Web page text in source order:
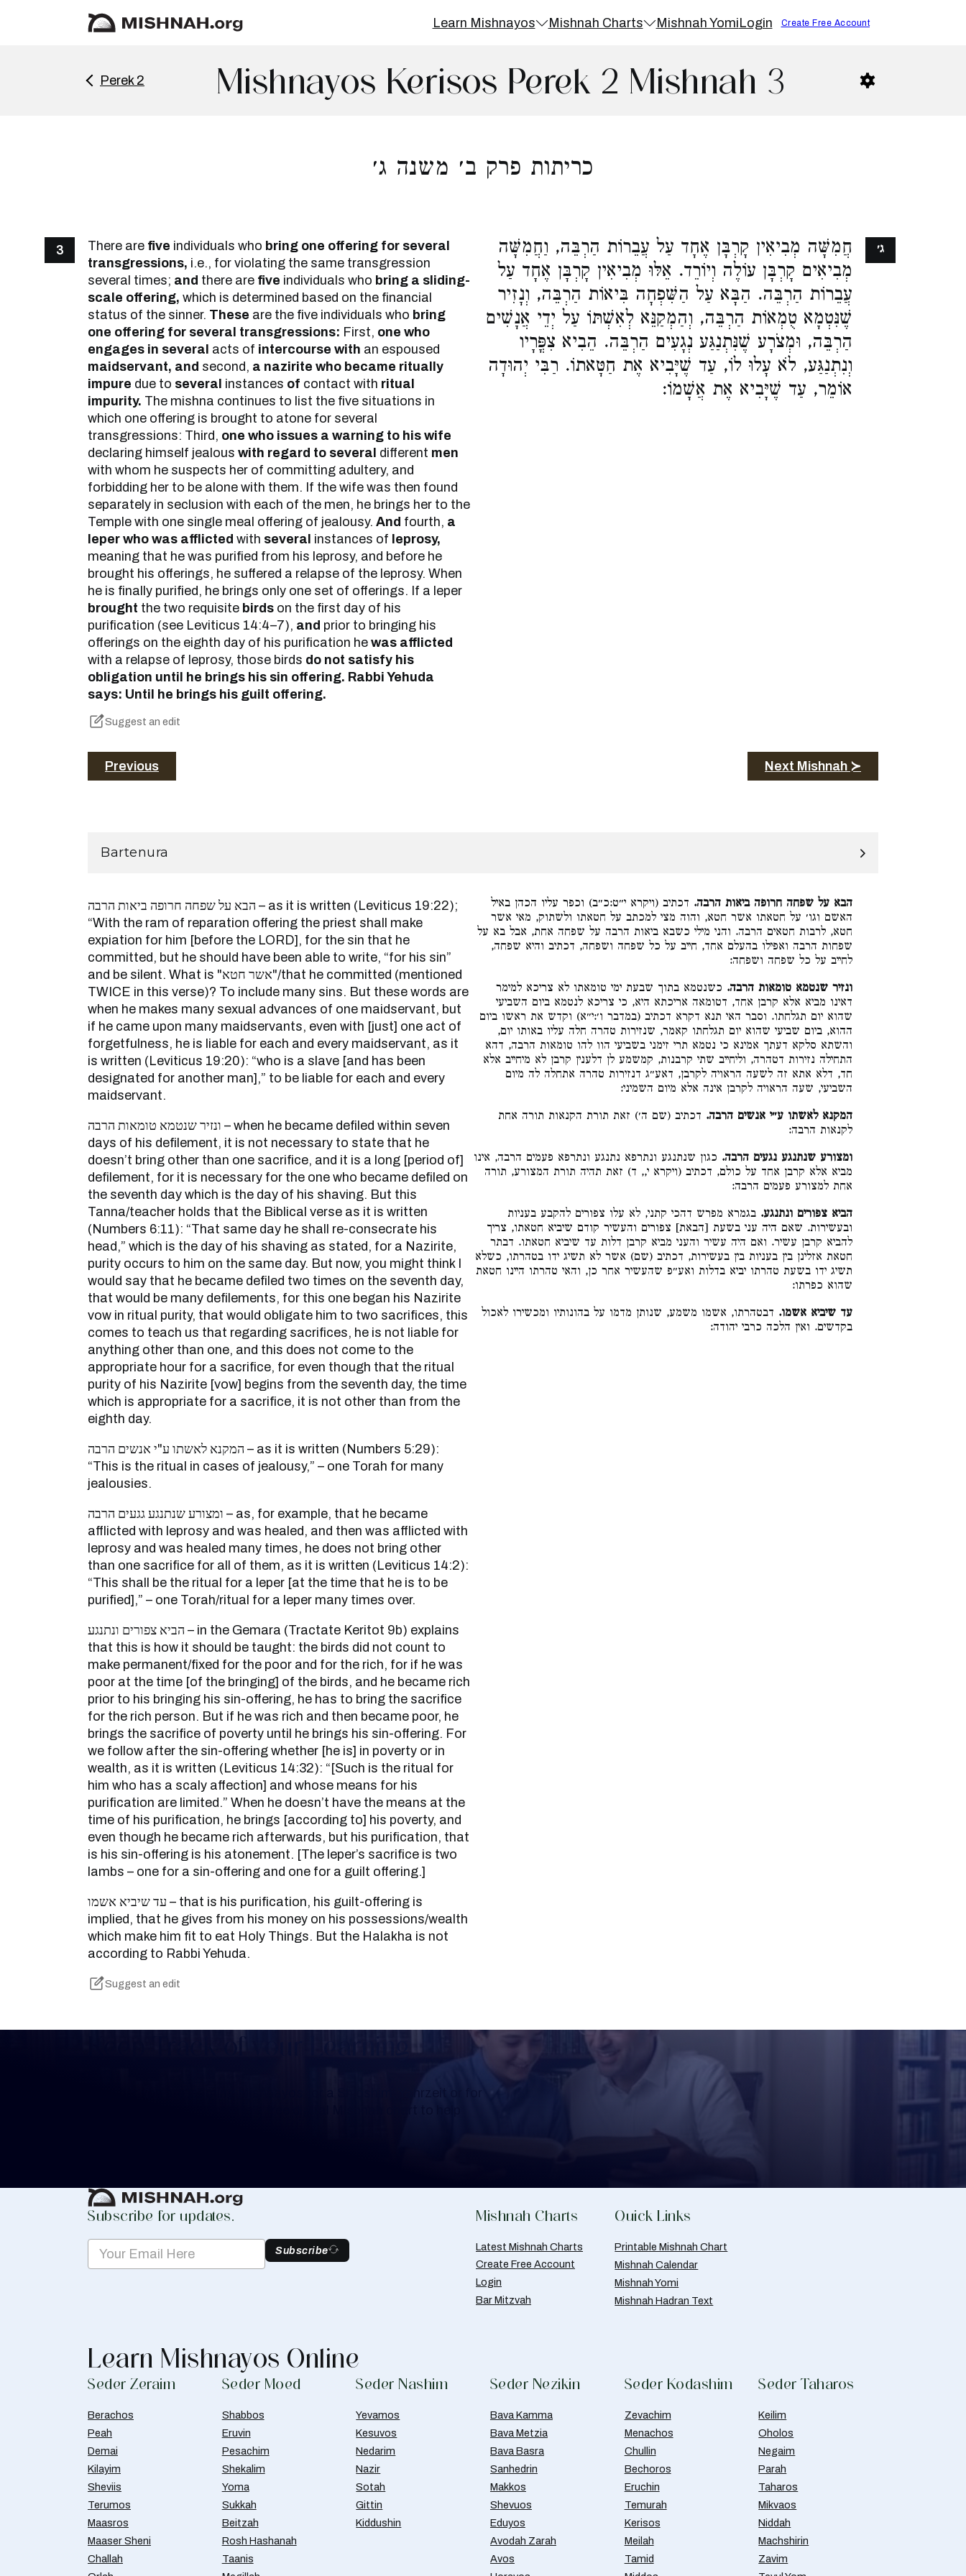
Learn Mishnayos Mishnah Charts Mishnah YomiLogin Create Free Account
Perek 2 Mishnayos Kerisos Perek 2 Mishnah 3
כריתות פרק ב׳ משנה ג׳
3 There are five individuals who bring one offering for several
transgressions, i.e., for violating the same transgression
several times; and there are five individuals who bring a sliding-
scale offering, which is determined based on the financial
status of the sinner. These are the five individuals who bring
one offering for several transgressions: First, one who
engages in several acts of intercourse with an espoused
maidservant, and second, a nazirite who became ritually
impure due to several instances of contact with ritual
impurity. The mishna continues to list the five situations in
which one offering is brought to atone for several
transgressions: Third, one who issues a warning to his wife
declaring himself jealous with regard to several different men
with whom he suspects her of committing adultery, and
forbidding her to be alone with them. If the wife was then found
separately in seclusion with each of the men, he brings her to the
Temple with one single meal offering of jealousy. And fourth, a
leper who was afflicted with several instances of leprosy,
meaning that he was purified from his leprosy, and before he
brought his offerings, he suffered a relapse of the leprosy. When
he is finally purified, he brings only one set of offerings. If a leper
brought the two requisite birds on the first day of his
purification (see Leviticus 14:4–7), and prior to bringing his
offerings on the eighth day of his purification he was afflicted
with a relapse of leprosy, those birds do not satisfy his
obligation until he brings his sin offering. Rabbi Yehuda
says: Until he brings his guilt offering.
Suggest an edit
חֲמִשָּׁה מְבִיאִין קָרְבָּן אֶחָד עַל עֲבֵרוֹת הַרְבֵּה, וַחֲמִשָּׁה
מְבִיאִים קָרְבָּן עוֹלֶה וְיוֹרֵד. אֵלּוּ מְבִיאִין קָרְבָּן אֶחָד עַל
עֲבֵרוֹת הַרְבֵּה. הַבָּא עַל הַשִּׁפְחָה בִּיאוֹת הַרְבֵּה, וְנָזִיר
שֶׁנִּטְמָא טֻמְאוֹת הַרְבֵּה, וְהַמְקַנֵּא לְאִשְׁתּוֹ עַל יְדֵי אֲנָשִׁים
הַרְבֵּה, וּמְצֹרָע שֶׁנִּתְנַגַּע נְגָעִים הַרְבֵּה. הֵבִיא צִפֳּרָיו
וְנִתְנַגַּע, לֹא עָלוּ לוֹ, עַד שֶׁיָּבִיא אֶת חַטָּאתוֹ. רַבִּי יְהוּדָה
אוֹמֵר, עַד שֶׁיָּבִיא אֶת אֲשָׁמוֹ:
ג׳
Previous Next Mishnah ≻
Bartenura
הבא על שפחה חרופה ביאות הרבה – as it is written (Leviticus 19:22);
“With the ram of reparation offering the priest shall make
expiation for him [before the LORD], for the sin that he
committed, but he should have been able to write, “for his sin”
and be silent. What is "אשר חטא"/that he committed (mentioned
TWICE in this verse)? To include many sins. But these words are
when he makes many sexual advances of one maidservant, but
if he came upon many maidservants, even with [just] one act of
forgetfulness, he is liable for each and every maidservant, as it
is written (Leviticus 19:20): “who is a slave [and has been
designated for another man],” to be liable for each and every
maidservant.
ונזיר שנטמא טומאות הרבה – when he became defiled within seven
days of his defilement, it is not necessary to state that he
doesn’t bring other than one sacrifice, and it is a long [period of]
defilement, for it is necessary for the one who became defiled on
the seventh day which is the day of his shaving. But this
Tanna/teacher holds that the Biblical verse as it is written
(Numbers 6:11): “That same day he shall re-consecrate his
head,” which is the day of his shaving as stated, for a Nazirite,
purity occurs to him on the same day. But now, you might think I
would say that he became defiled two times on the seventh day,
that would be many defilements, for this one began his Nazirite
vow in ritual purity, that would obligate him to two sacrifices, this
comes to teach us that regarding sacrifices, he is not liable for
anything other than one, and this does not come to the
appropriate hour for a sacrifice, for even though that the ritual
purity of his Nazirite [vow] begins from the seventh day, the time
which is appropriate for a sacrifice, it is not other than from the
eighth day.
המקנא לאשתו ע"י אנשים הרבה – as it is written (Numbers 5:29):
“This is the ritual in cases of jealousy,” – one Torah for many
jealousies.
ומצורע שנתנגע גגעים הרבה – as, for example, that he became
afflicted with leprosy and was healed, and then was afflicted with
leprosy and was healed many times, he does not bring other
than one sacrifice for all of them, as it is written (Leviticus 14:2):
“This shall be the ritual for a leper [at the time that he is to be
purified],” – one Torah/ritual for a leper many times over.
הביא צפורים ונתנגע – in the Gemara (Tractate Keritot 9b) explains
that this is how it should be taught: the birds did not count to
make permanent/fixed for the poor and for the rich, for if he was
poor at the time [of the bringing] of the birds, and he became rich
prior to his bringing his sin-offering, he has to bring the sacrifice
for the rich person. But if he was rich and then became poor, he
brings the sacrifice of poverty until he brings his sin-offering. For
we follow after the sin-offering whether [he is] in poverty or in
wealth, as it is written (Leviticus 14:32): “[Such is the ritual for
him who has a scaly affection] and whose means for his
purification are limited.” When he doesn’t have the means at the
time of his purification, he brings [according to] his poverty, and
even though he became rich afterwards, but his purification, that
is his sin-offering is his atonement. [The leper’s sacrifice is two
lambs – one for a sin-offering and one for a guilt offering.]
עד שיביא אשמו – that is his purification, his guilt-offering is
implied, that he gives from his money on his possessions/wealth
which make him fit to eat Holy Things. But the Halakha is not
according to Rabbi Yehuda.
Suggest an edit
הבא על שפחה חרופה ביאות הרבה. דכתיב (ויקרא י״ט:כ״ב) וכפר עליו הכהן באיל
האשם וגו׳ על חטאתו אשר חטא, והוה מצי למכתב על חטאתו ולשתוק, מאי אשר
חטא, לרבות חטאים הרבה. והני מילי כשבא ביאות הרבה על שפחה אחת, אבל בא על
שפחות הרבה ואפילו בהעלם אחד, חייב על כל שפחה ושפחה, דכתיב והיא שפחה,
לחייב על כל שפחה ושפחה:
ונזיר שנטמא טומאות הרבה. כשנטמא בתוך שבעת ימי טומאתו לא צריכא למימר
דאינו מביא אלא קרבן אחד, דטומאה אריכתא היא, כי צריכא לנטמא ביום השביעי
שהוא יום תגלחתו. וסבר האי תנא דקרא דכתיב (במדבר ו׳:י״א) וקדש את ראשו ביום
ההוא, ביום שביעי שהוא יום תגלחתו קאמר, שנזירות טהרה חלה עליו באותו יום,
והשתא סלקא דעתך אמינא כי נטמא תרי זימני בשביעי הוו להו טומאות הרבה, דהא
התחילה נזירות דטהרה, וליחייב שתי קרבנות, קמשמע לן דלענין קרבן לא מיחייב אלא
חד, דלא אתא זה לשעה הראויה לקרבן, דאע״ג דנזירות טהרה אתחלה לה מיום
השביעי, שעה הראויה לקרבן אינה אלא מיום השמיני:
המקנא לאשתו ע״י אנשים הרבה. דכתיב (שם ה׳) זאת תורת הקנאות תורה אחת
לקנאות הרבה:
ומצורע שנתנגע נגעים הרבה. כגון שנתנגע ונתרפא נתנגע ונתרפא פעמים הרבה, אינו
מביא אלא קרבן אחד על כולם, דכתיב (ויקרא י,, ד) זאת תהיה תורת המצורע, תורה
אחת למצורע פעמים הרבה:
הביא צפורים ונתנגע. בגמרא מפרש דהכי קתני, לא עלו צפורים להקבע בעניות
ובעשירות. שאם היה עני בשעת [הבאת] צפורים והעשיר קודם שיביא חטאתו, צריך
להביא קרבן עשיר. ואם היה עשיר והעני מביא קרבן דלות עד שיביא חטאתו. דבתר
חטאת אזלינן בין בעניות בין בעשירות, דכתיב (שם) אשר לא תשיג ידו בטהרתו, כשלא
תשיג ידו בשעת טהרתו יביא בדלות ואע״פ שהעשיר אחר כן, והאי טהרתו היינו חטאת
שהוא כפרתו:
עד שיביא אשמו. דבטהרתו, אשמו משמע, שנותן מדמו על בהונותיו ומכשירו לאכול
בקדשים. ואין הלכה כרבי יהודה:
Keep Track of your Learning
Subscribe for updates.
Subscribe
Mishnah Charts
Latest Mishnah Charts
Create Free Account
Login
Bar Mitzvah
Quick Links
Printable Mishnah Chart
Mishnah Calendar
Mishnah Yomi
Mishnah Hadran Text
Learn Mishnayos Online
Seder Zeraim
Berachos
Peah
Demai
Kilayim
Sheviis
Terumos
Maasros
Maaser Sheni
Challah
Seder Moed
Shabbos
Eruvin
Pesachim
Shekalim
Yoma
Sukkah
Beitzah
Rosh Hashanah
Taanis
Seder Nashim
Yevamos
Kesuvos
Nedarim
Nazir
Sotah
Gittin
Kiddushin
Seder Nezikin
Bava Kamma
Bava Metzia
Bava Basra
Sanhedrin
Makkos
Shevuos
Eduyos
Avodah Zarah
Avos
Seder Kodashim
Zevachim
Menachos
Chullin
Bechoros
Eruchin
Temurah
Kerisos
Meilah
Tamid
Seder Taharos
Keilim
Oholos
Negaim
Parah
Taharos
Mikvaos
Niddah
Machshirin
Zavim